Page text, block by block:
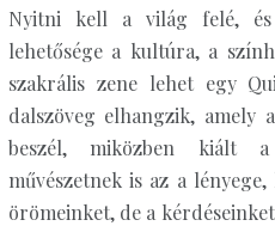
Nyitni kell a világ felé,
lehetősége a kultúra, a
szakrális zene lehet egy
dalszöveg elhangzik, amely
beszél, miközben kiált
művészetnek is az a
örömeinket, de a